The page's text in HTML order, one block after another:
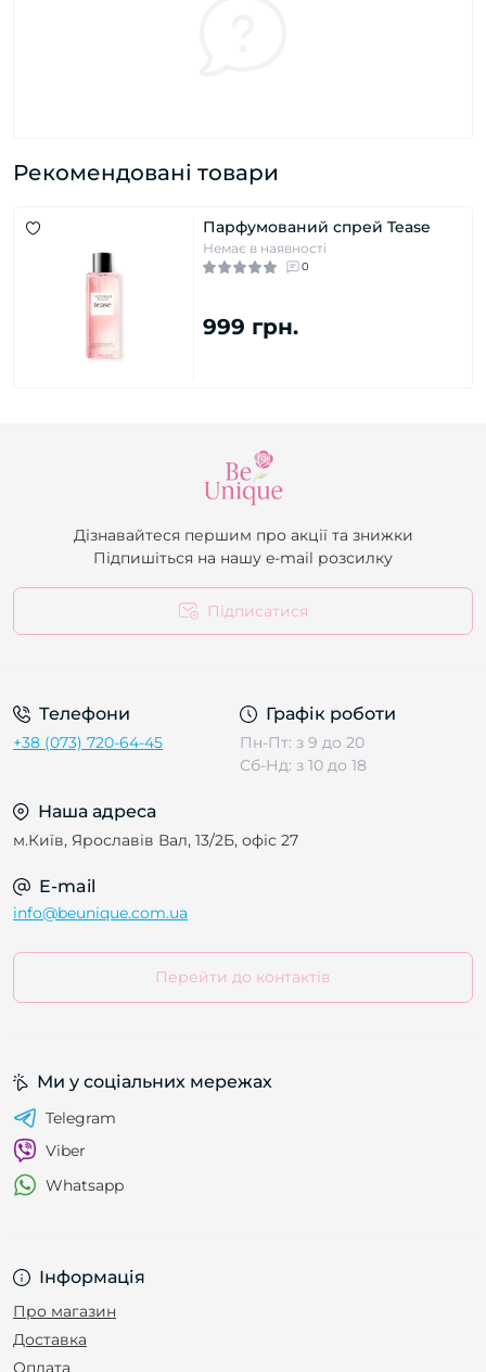
Рекомендовані товари
Парфумований спрей Tease
Немає в наявності
0
999 грн.
Дізнавайтеся першим про акції та знижки
Підпишіться на нашу e-mail розсилку
Підписатися
Телефони
+38 (073) 720-64-45
Графік роботи
Пн-Пт: з 9 до 20
Сб-Нд: з 10 до 18
Наша адреса
м.Київ, Ярославів Вал, 13/2Б, офіс 27
E-mail
info@beunique.com.ua
Перейти до контактів
Інформація
Про магазин
Доставка
Оплата
Ми у соціальних мережах
Telegram
Viber
Whatsapp